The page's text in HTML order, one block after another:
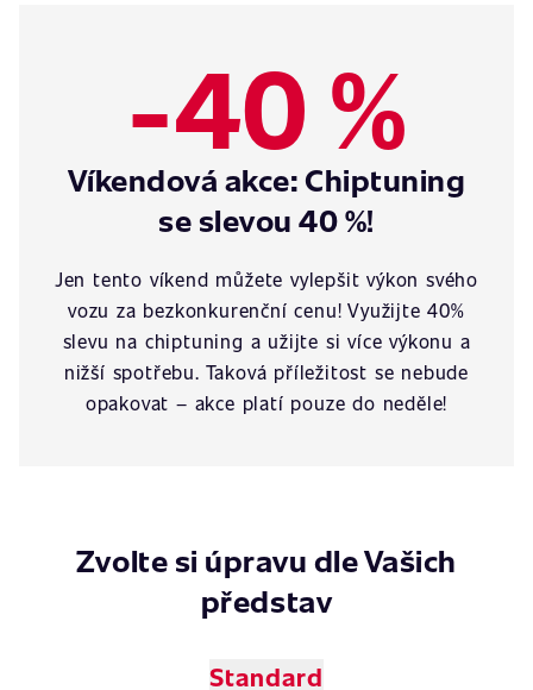
-40 %
Víkendová akce: Chiptuning
se slevou 40 %!
Jen tento víkend můžete vylepšit výkon svého
vozu za bezkonkurenční cenu! Využijte 40%
slevu na chiptuning a užijte si více výkonu a
nižší spotřebu. Taková příležitost se nebude
opakovat – akce platí pouze do neděle!
Zvolte si úpravu dle Vašich
představ
Standard